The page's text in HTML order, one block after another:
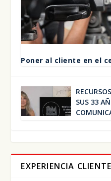
Poner al clien­te en el
SUS 33
EXPERIENCIA CLIENTE